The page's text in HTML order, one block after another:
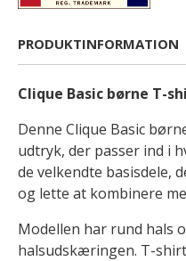
PRODUKTINFORMATION
Clique Basic børne T-
Denne Clique Basic
udtryk, der passer ind i
de velkendte basisdele,
og lette at kombinere
Modellen har rund hals
halsudskæringen. T-